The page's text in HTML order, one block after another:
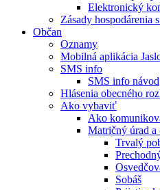
Elektronický
Zásady hospodárenia
Občan
Oznamy
Mobilná aplikácia
SMS info
SMS info návod
Hlásenia obecného
Ako vybaviť
Ako
Matričný úrad
Trvalý
Sobáš